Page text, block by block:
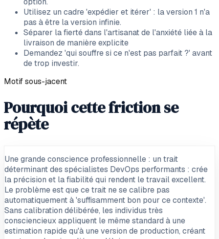
Utilisez un cadre 'expédier et itérer' : la version 1 n'a
pas à être la version infinie.
Séparer la fierté dans l'artisanat de l'anxiété liée à la
livraison de manière explicite
Demandez 'qui souffre si ce n'est pas parfait ?' avant
de trop investir.
Motif sous-jacent
Pourquoi cette friction se
répète
Une grande conscience professionnelle : un trait
déterminant des spécialistes DevOps performants : crée
la précision et la fiabilité qui rendent le travail excellent.
Le problème est que ce trait ne se calibre pas
automatiquement à 'suffisamment bon pour ce contexte'.
Sans calibration délibérée, les individus très
consciencieux appliquent le même standard à une
estimation rapide qu'à une version de production, créant